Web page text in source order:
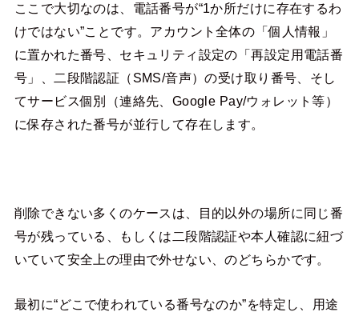
ここで大切なのは、電話番号が“1か所だけに存在するわ
けではない”ことです。アカウント全体の「個人情報」
に置かれた番号、セキュリティ設定の「再設定用電話番
号」、二段階認証（SMS/音声）の受け取り番号、そし
てサービス個別（連絡先、Google Pay/ウォレット等）
に保存された番号が並行して存在します。
削除できない多くのケースは、目的以外の場所に同じ番
号が残っている、もしくは二段階認証や本人確認に紐づ
いていて安全上の理由で外せない、のどちらかです。
最初に“どこで使われている番号なのか”を特定し、用途